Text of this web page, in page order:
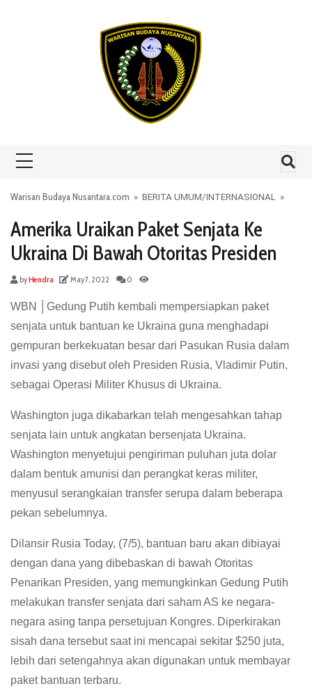
Warisan Budaya Nusantara.com » BERITA UMUM/INTERNASIONAL »
Amerika Uraikan Paket Senjata Ke
Ukraina Di Bawah Otoritas Presiden
byHendra May 7, 2022 0
WBN │Gedung Putih kembali mempersiapkan paket
senjata untuk bantuan ke Ukraina guna menghadapi
gempuran berkekuatan besar dari Pasukan Rusia dalam
invasi yang disebut oleh Presiden Rusia, Vladimir Putin,
sebagai Operasi Militer Khusus di Ukraina.
Washington juga dikabarkan telah mengesahkan tahap
senjata lain untuk angkatan bersenjata Ukraina.
Washington menyetujui pengiriman puluhan juta dolar
dalam bentuk amunisi dan perangkat keras militer,
menyusul serangkaian transfer serupa dalam beberapa
pekan sebelumnya.
Dilansir Rusia Today, (7/5), bantuan baru akan dibiayai
dengan dana yang dibebaskan di bawah Otoritas
Penarikan Presiden, yang memungkinkan Gedung Putih
melakukan transfer senjata dari saham AS ke negara-
negara asing tanpa persetujuan Kongres. Diperkirakan
sisah dana tersebut saat ini mencapai sekitar $250 juta,
lebih dari setengahnya akan digunakan untuk membayar
paket bantuan terbaru.